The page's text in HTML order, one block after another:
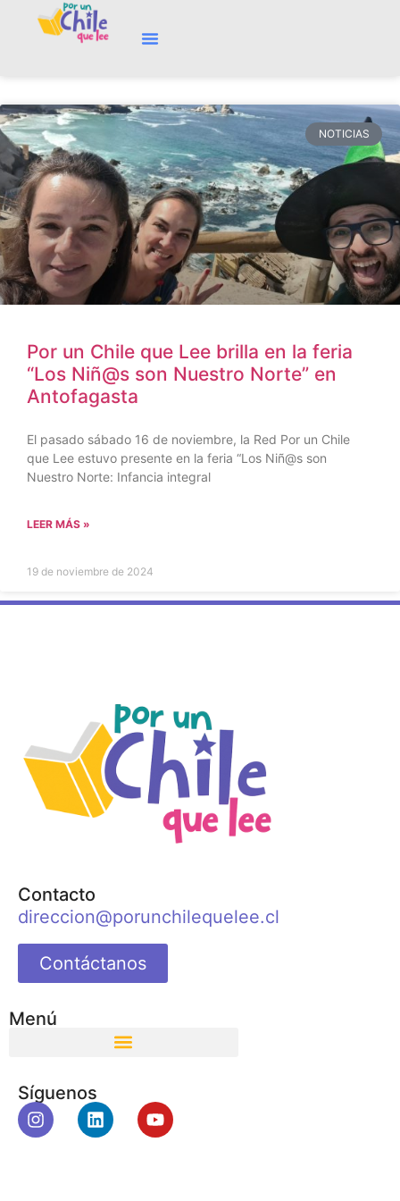
NOTICIAS
Por un Chile que Lee brilla en la feria
“Los Niñ@s son Nuestro Norte” en
Antofagasta
El pasado sábado 16 de noviembre, la Red Por un Chile
que Lee estuvo presente en la feria “Los Niñ@s son
Nuestro Norte: Infancia integral
LEER MÁS »
19 de noviembre de 2024
Contacto
direccion@porunchilequelee.cl
Contáctanos
Menú
Síguenos